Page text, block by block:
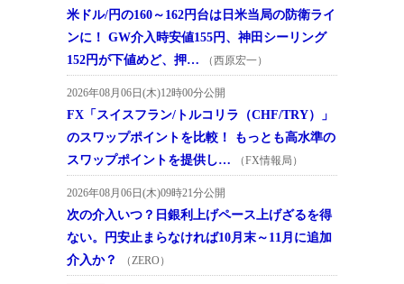
米ドル/円の160～162円台は日米当局の防衛ライ
ンに！ GW介入時安値155円、神田シーリング
152円が下値めど、押…
（西原宏一）
2026年08月06日(木)12時00分公開
FX「スイスフラン/トルコリラ（CHF/TRY）」
のスワップポイントを比較！ もっとも高水準の
スワップポイントを提供し…
（FX情報局）
2026年08月06日(木)09時21分公開
次の介入いつ？日銀利上げペース上げざるを得
ない。円安止まらなければ10月末～11月に追加
介入か？
（ZERO）